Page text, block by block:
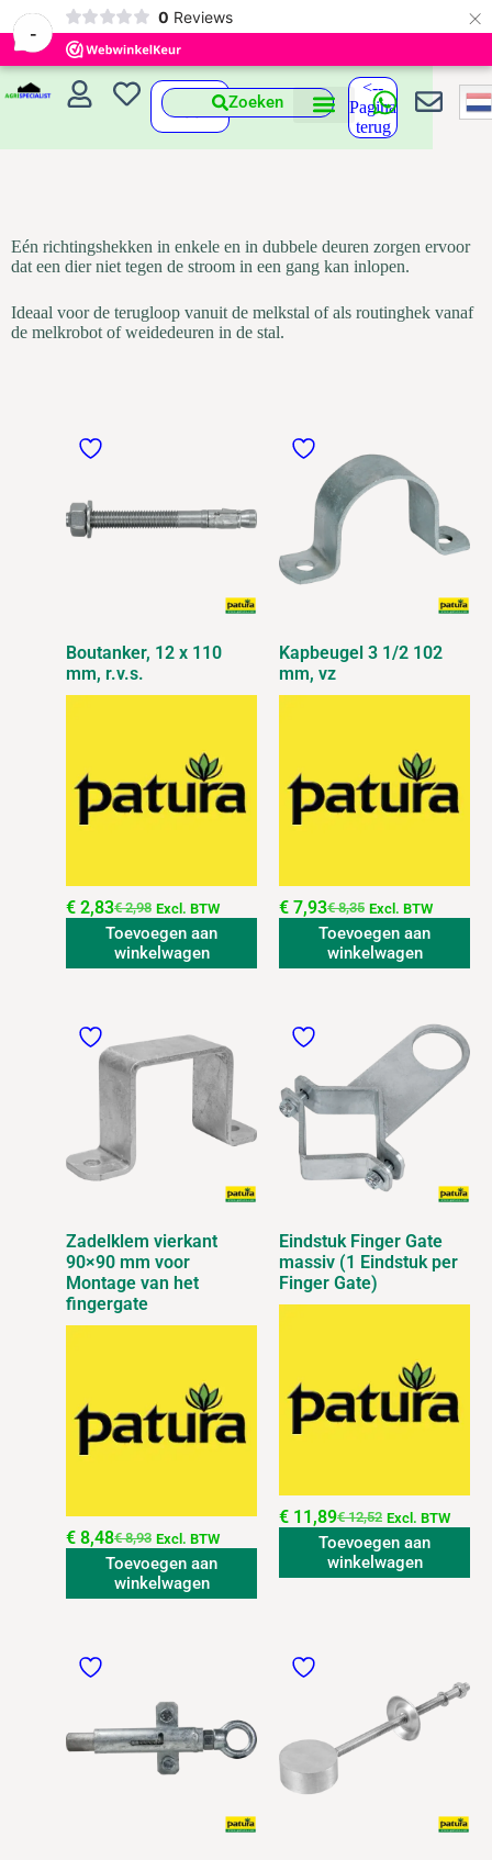
-
0 Reviews ×
Zoeken
<--
Pagina
terug
Eén richtingshekken in enkele en in dubbele deuren zorgen ervoor
dat een dier niet tegen de stroom in een gang kan inlopen.
Ideaal voor de terugloop vanuit de melkstal of als routinghek vanaf
de melkrobot of weidedeuren in de stal.
Boutanker, 12 x 110
mm, r.v.s.
€2,98
€ 2,83 Excl. BTW
Toevoegen aan
winkelwagen
Kapbeugel 3 1/2 102
mm, vz
€8,35
€ 7,93 Excl. BTW
Toevoegen aan
winkelwagen
Zadelklem vierkant
90×90 mm voor
Montage van het
fingergate
€8,93
€ 8,48 Excl. BTW
Toevoegen aan
winkelwagen
Eindstuk Finger Gate
massiv (1 Eindstuk per
Finger Gate)
€12,52
€ 11,89 Excl. BTW
Toevoegen aan
winkelwagen